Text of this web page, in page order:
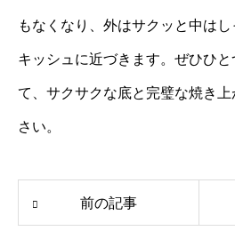
もなくなり、外はサクッと中は
キッシュに近づきます。ぜひひ
て、サクサクな底と完璧な焼き
さい。
前の記事